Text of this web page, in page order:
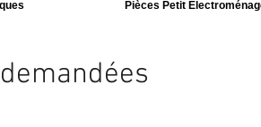
Pièces Petit